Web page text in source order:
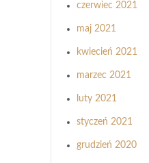
czerwiec 2021
maj 2021
kwiecień 2021
marzec 2021
luty 2021
styczeń 2021
grudzień 2020